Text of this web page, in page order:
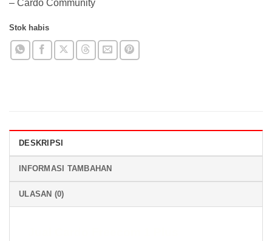
– Cardo Community
Stok habis
DESKRIPSI
INFORMASI TAMBAHAN
ULASAN (0)